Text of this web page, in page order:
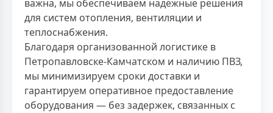
важна, мы обеспечиваем надёжные решения
для систем отопления, вентиляции и
теплоснабжения.
Благодаря организованной логистике в
Петропавловске-Камчатском и наличию ПВЗ,
мы минимизируем сроки доставки и
гарантируем оперативное предоставление
оборудования — без задержек, связанных с